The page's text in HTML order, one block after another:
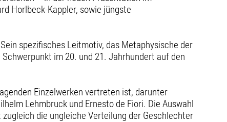
Horlbeck-Kappler, sowie jüngste
spezifisches Leitmotiv, das Metaphysische der
im 20. und 21. Jahrhundert auf den
Einzelwerken vertreten ist, darunter
Lehmbruck und Ernesto de Fiori. Die Auswahl
die ungleiche Verteilung der Geschlechter